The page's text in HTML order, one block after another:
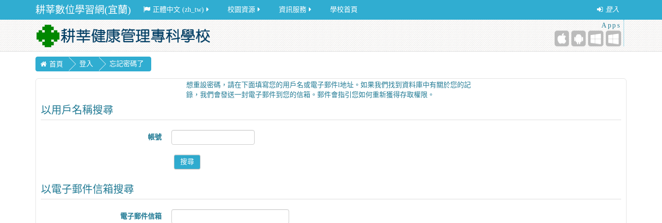
耕莘數位學習網(宜蘭) 登入
正體中文 ‎(zh_tw)‎ 校園資源 資訊服務 學校首頁
Apps
首頁 登入 忘記密碼了
想重設密碼，請在下面填寫您的用戶名或電子郵件l地址。如果我們找到資料庫中有關於您的記
錄，我們會發送一封電子郵件到您的信箱。郵件會指引您如何重新獲得存取權限。
以用戶名稱搜尋
帳號
以電子郵件信箱搜尋
電子郵件信箱